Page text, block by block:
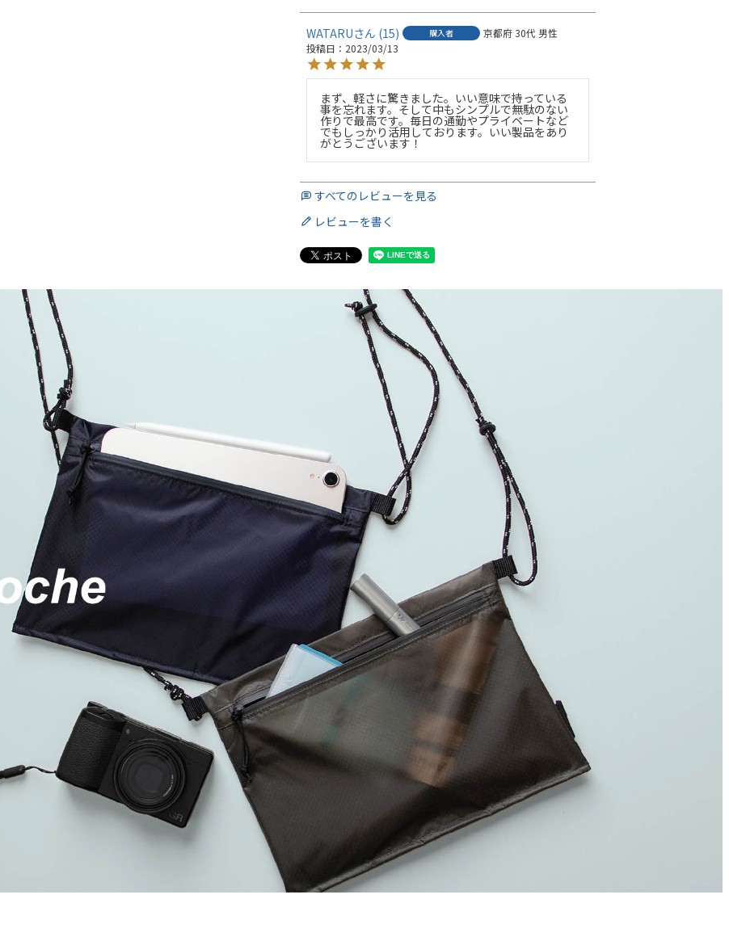
WATARU 15 購入者 京都府30代 男性
投稿日
2023/03/13
まず、軽さに驚きました。いい意味で持っている
事を忘れます。そして中もシンプルで無駄のない
作りで最高です。毎日の通勤やプライベートなど
でもしっかり活用しております。いい製品をあり
がとうございます！
すべてのレビューを見る
レビューを書く